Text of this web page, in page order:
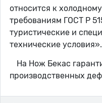
относится к
требованиям ГОСТ Р
туристические и
технические условия».
На Нож Бекас
производственных